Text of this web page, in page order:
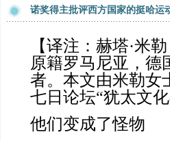
诺奖得主批评西方国家的挺哈运
【译注：赫塔·米
原籍罗马尼亚，德
者。本文由米勒女
七日论坛“犹太文
他们变成了怪物